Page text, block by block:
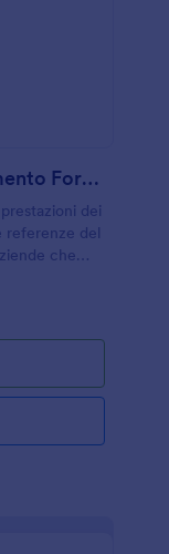
Modulo Di Verifica Di Riferimento Fornitore
dei
referenze del
che